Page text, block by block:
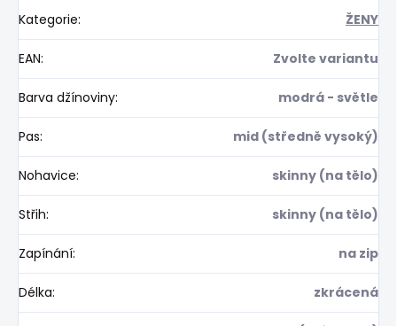
Kategorie: ŽENY
EAN: Zvolte variantu
Barva džínoviny: modrá - světle
Pas: mid (středně vysoký)
Nohavice: skinny (na tělo)
Střih: skinny (na tělo)
Zapínání: na zip
Délka: zkrácená